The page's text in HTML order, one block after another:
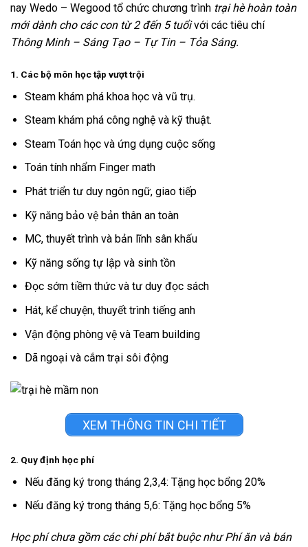
nay Wedo – Wegood tổ chức chương trình trại hè hoàn toàn
mới dành cho các con từ 2 đến 5 tuổivới các tiêu chí
Thông Minh – Sáng Tạo – Tự Tin – Tỏa Sáng.
1. Các bộ môn học tập vượt trội
Steam khám phá khoa học và vũ trụ.
Steam khám phá công nghệ và kỹ thuật.
Steam Toán học và ứng dụng cuộc sống
Toán tính nhẩm Finger math
Phát triển tư duy ngôn ngữ, giao tiếp
Kỹ năng bảo vệ bản thân an toàn
MC, thuyết trình và bản lĩnh sân khấu
Kỹ năng sống tự lập và sinh tồn
Đọc sớm tiềm thức và tư duy đọc sách
Hát, kể chuyện, thuyết trình tiếng anh
Vận động phòng vệ và Team building
Dã ngoại và cắm trại sôi động
XEM THÔNG TIN CHI TIẾT
2. Quy định học phí
Nếu đăng ký trong tháng 2,3,4: Tặng học bổng 20%
Nếu đăng ký trong tháng 5,6: Tặng học bổng 5%
Học phí chưa gồm các chi phí bắt buộc như Phí ăn và bán